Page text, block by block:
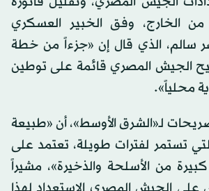
من الخارج، وفق الخبير العسكري
سالم، الذي قال إن «جزءاً من خطة
الجيش المصري قائمة على توطين
محلياً».
لـ«الشرق الأوسط»، أن «طبيعة
تستمر لفترات طويلة، تعتمد على
من الأسلحة والذخيرة»، مشيراً